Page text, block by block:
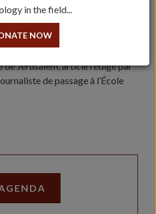
SUR L’ÉCOLE BIBLIQUE
Figaro sur l’École biblique et
de Jérusalem, article rédigé par
de passage à l’École
in the field...
NOW